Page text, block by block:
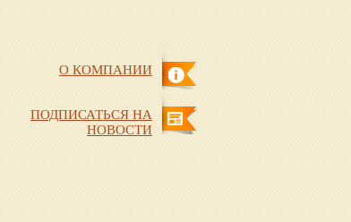
О КОМПАНИИ
ПОДПИСАТЬСЯ НА
НОВОСТИ